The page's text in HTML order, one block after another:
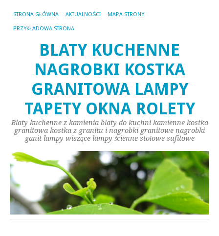
STRONA GŁÓWNA AKTUALNOŚCI MAPA STRONY
PRZYKŁADOWA STRONA
BLATY KUCHENNE
NAGROBKI KOSTKA
GRANITOWA LAMPY
TAPETY OKNA ROLETY
Blaty kuchenne z kamienia blaty do kuchni kamienne kostka
granitowa kostka z granitu i nagrobki granitowe nagrobki
ganit lampy wiszące lampy ścienne stołowe sufitowe